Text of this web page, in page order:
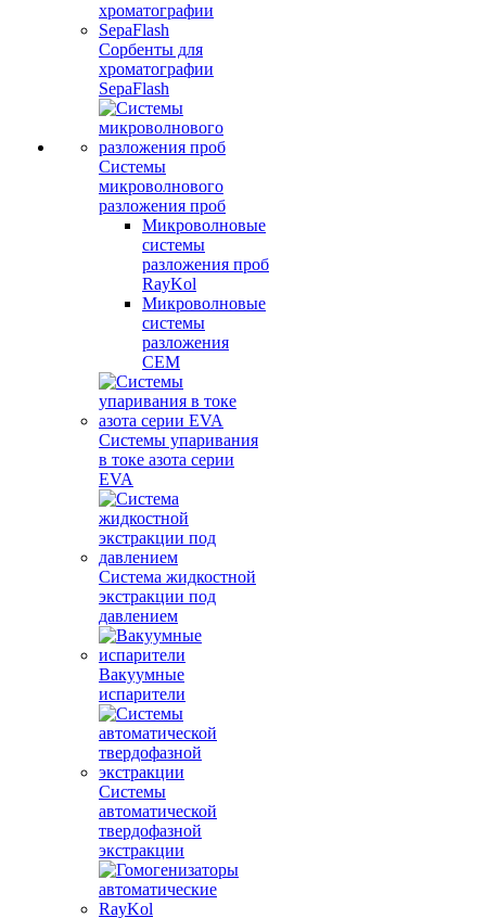
Сорбенты для
хроматографии
SepaFlash
Системы
микроволнового
разложения проб
Микроволновые
системы
разложения проб
RayKol
Микроволновые
системы
разложения
CEM
Системы упаривания
в токе азота серии
EVA
Система жидкостной
экстракции под
давлением
Вакуумные
испарители
Системы
автоматической
твердофазной
экстракции